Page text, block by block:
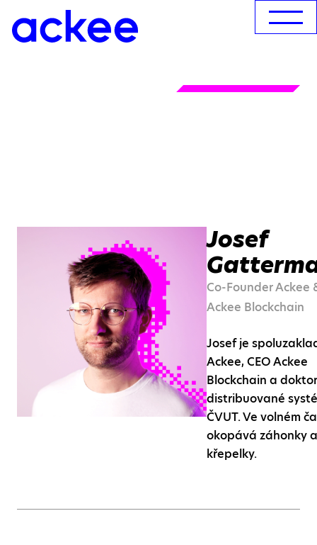
Josef
Co-Founder Ackee
Ackee Blockchain
Josef je
Ackee, CEO Ackee
Blockchain a
distribuované
ČVUT. Ve volném
okopává záhonky
křepelky.